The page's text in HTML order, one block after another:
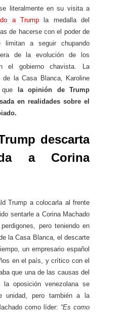
literalmente en su visita a
a Trump la medalla del
de hacerse con el poder de
limitan a seguir chupando
de la evolución de los
el gobierno chavista. La
de la Casa Blanca, Karoline
la opinión de Trump
en realidades sobre el
descarta
a Corina
Trump a colocarla al frente
sentarle a Corina Machado
pero teniendo en
la Casa Blanca, el descarte
un empresario español
en el país, y crítico con el
que una de las causas del
la oposición venezolana se
unidad, pero también a la
como líder: “Es como